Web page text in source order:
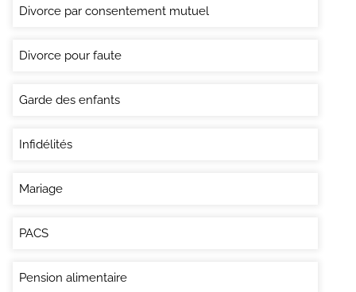
Divorce par consentement mutuel
Divorce pour faute
Garde des enfants
Infidélités
Mariage
PACS
Pension alimentaire